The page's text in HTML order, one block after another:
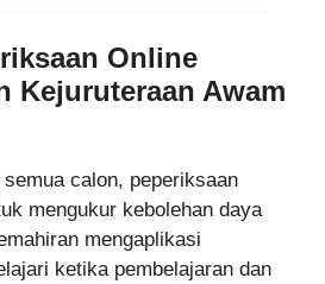
Online
Kejuruteraan Awam
calon, peperiksaan
mengukur kebolehan daya
mengaplikasi
ketika pembelajaran dan